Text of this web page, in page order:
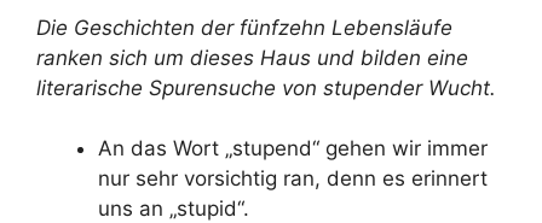
Die Geschichten der fünfzehn Lebensläufe
ranken sich um dieses Haus und bilden eine
literarische Spurensuche von stupender Wucht.
An das Wort „stupend“ gehen wir immer
nur sehr vorsichtig ran, denn es erinnert
uns an „stupid“.